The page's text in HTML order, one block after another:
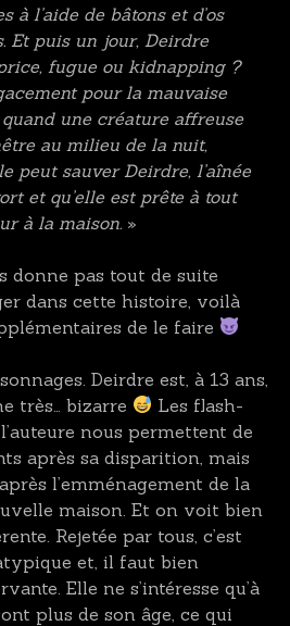
à l’aide de bâtons et d’os
Et puis un jour, Deirdre
fugue ou kidnapping ?
pour la mauvaise
une créature affreuse
au milieu de la nuit,
peut sauver Deirdre, l’aînée
et qu’elle est prête à tout
à la maison. »
donne pas tout de suite
dans cette histoire, voilà
de le faire
Deirdre est, à 13 ans,
très… bizarre
Les flash-
nous permettent de
après sa disparition, mais
l’emménagement de la
maison. Et on voit bien
Rejetée par tous, c’est
et, il faut bien
Elle ne s’intéresse qu’à
plus de son âge, ce qui